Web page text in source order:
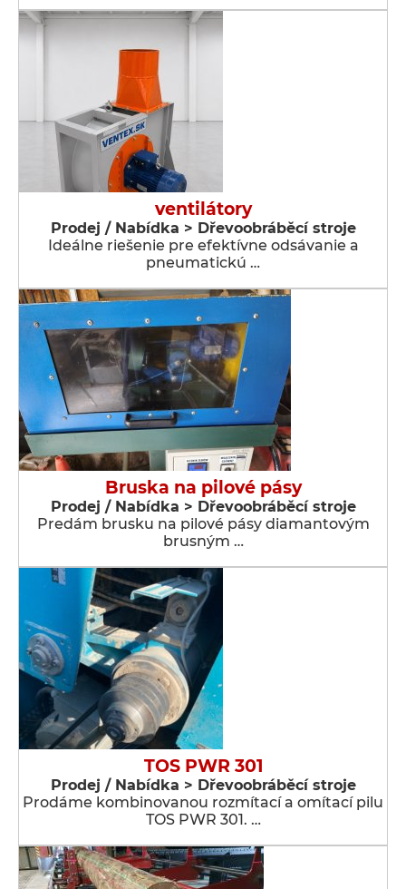
ventilátory
Prodej / Nabídka > Dřevoobráběcí stroje
Ideálne riešenie pre efektívne odsávanie a
pneumatickú …
Bruska na pilové pásy
Prodej / Nabídka > Dřevoobráběcí stroje
Predám brusku na pilové pásy diamantovým
brusným …
TOS PWR 301
Prodej / Nabídka > Dřevoobráběcí stroje
Prodáme kombinovanou rozmítací a omítací pilu
TOS PWR 301. …